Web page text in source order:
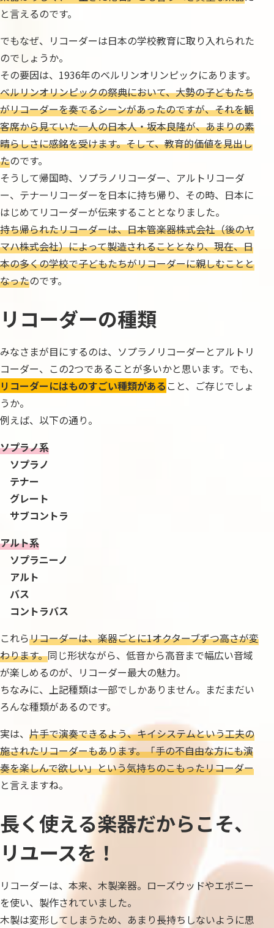
と言えるのです。
でもなぜ、リコーダーは日本の学校教育に取り入れられた
のでしょうか。
その要因は、1936年のベルリンオリンピックにあります。
ベルリンオリンピックの祭典において、大勢の子どもたち
がリコーダーを奏でるシーンがあったのですが、それを観
客席から見ていた一人の日本人・坂本良隆が、あまりの素
晴らしさに感銘を受けます。そして、教育的価値を見出し
たのです。
そうして帰国時、ソプラノリコーダー、アルトリコーダ
ー、テナーリコーダーを日本に持ち帰り、その時、日本に
はじめてリコーダーが伝来することとなりました。
持ち帰られたリコーダーは、日本管楽器株式会社（後のヤ
マハ株式会社）によって製造されることとなり、現在、日
本の多くの学校で子どもたちがリコーダーに親しむことと
なったのです。
リコーダーの種類
みなさまが目にするのは、ソプラノリコーダーとアルトリ
コーダー、この2つであることが多いかと思います。でも、
リコーダーにはものすごい種類がある こと、ご存じでしょ
うか。
例えば、以下の通り。
ソプラノ系
ソプラノ
テナー
グレート
サブコントラ
アルト系
ソプラニーノ
アルト
バス
コントラバス
これらリコーダーは、楽器ごとに1オクターブずつ高さが変
わります。同じ形状ながら、低音から高音まで幅広い音域
が楽しめるのが、リコーダー最大の魅力。
ちなみに、上記種類は一部でしかありません。まだまだい
ろんな種類があるのです。
実は、 片手で演奏できるよう、キイシステムという工夫の
施されたリコーダーもあります。「手の不自由な方にも演
奏を楽しんで欲しい」という気持ちのこもったリコーダー
と言えますね。
長く使える楽器だからこそ、
リユースを！
リコーダーは、本来、木製楽器。ローズウッドやエボニー
を使い、製作されていました。
木製は変形してしまうため、あまり長持ちしないように思